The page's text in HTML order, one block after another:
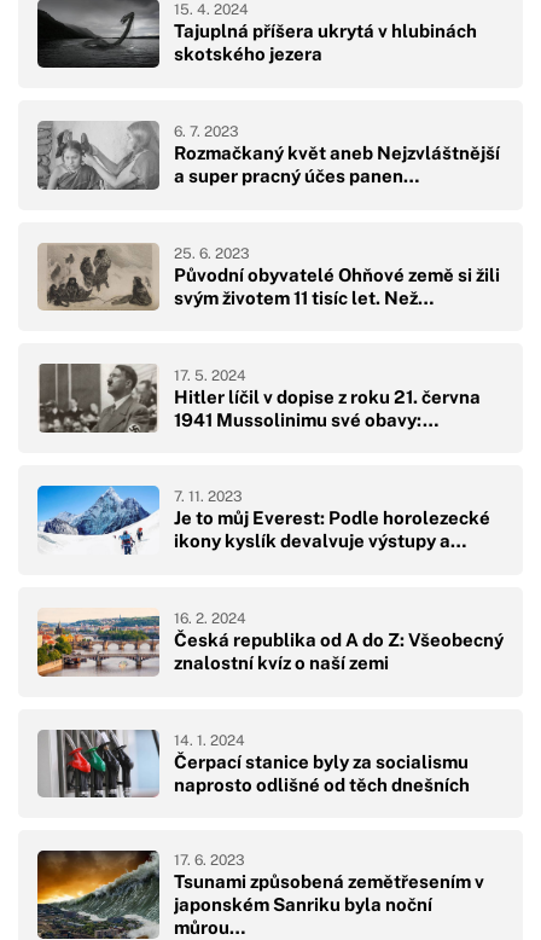
Tajuplná příšera ukrytá v hlubinách
skotského jezera
15. 4. 2024
Rozmačkaný květ aneb Nejzvláštnější
a super pracný účes panen…
6. 7. 2023
Původní obyvatelé Ohňové země si žili
svým životem 11 tisíc let. Než…
25. 6. 2023
Hitler líčil v dopise z roku 21. června
1941 Mussolinimu své obavy:…
17. 5. 2024
Je to můj Everest: Podle horolezecké
ikony kyslík devalvuje výstupy a…
7. 11. 2023
Česká republika od A do Z: Všeobecný
znalostní kvíz o naší zemi
16. 2. 2024
Čerpací stanice byly za socialismu
naprosto odlišné od těch dnešních
14. 1. 2024
Tsunami způsobená zemětřesením v
japonském Sanriku byla noční
můrou…
17. 6. 2023